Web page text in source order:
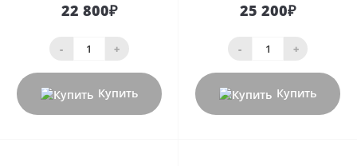
22 800₽
- +
Купить
25 200₽
- +
Купить